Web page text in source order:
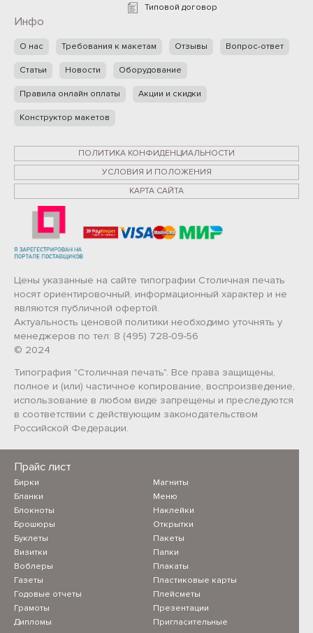
Прайс лист
Бирки
Бланки
Блокноты
Брошюры
Буклеты
Визитки
Воблеры
Газеты
Годовые отчеты
Грамоты
Дипломы
Магниты
Меню
Наклейки
Открытки
Пакеты
Папки
Плакаты
Пластиковые карты
Плейсметы
Презентации
Пригласительные
Типовой договор
Инфо
О нас Требования к макетам Отзывы Вопрос-ответ
Статьи Новости Оборудование
Правила онлайн оплаты Акции и скидки
Конструктор макетов
ПОЛИТИКА КОНФИДЕНЦИАЛЬНОСТИ
УСЛОВИЯ И ПОЛОЖЕНИЯ
КАРТА САЙТА
Цены указанные на сайте типографии Столичная печать
носят ориентировочный, информационный характер и не
являются публичной офертой.
Актуальность ценовой политики необходимо уточнять у
менеджеров по тел: 8 (495) 728-09-56
© 2024
Типография "Столичная печать". Все права защищены,
полное и (или) частичное копирование, воспроизведение,
использование в любом виде запрещены и преследуются
в соответствии с действующим законодательством
Российской Федерации.